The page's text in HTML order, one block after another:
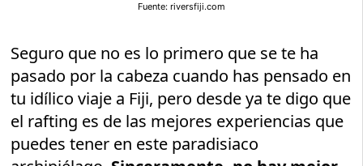
Fuente: riversfiji.com
Seguro que no es lo primero que se te ha
pasado por la cabeza cuando has pensado en
tu idílico viaje a Fiji, pero desde ya te digo que
el rafting es de las mejores experiencias que
puedes tener en este paradisiaco